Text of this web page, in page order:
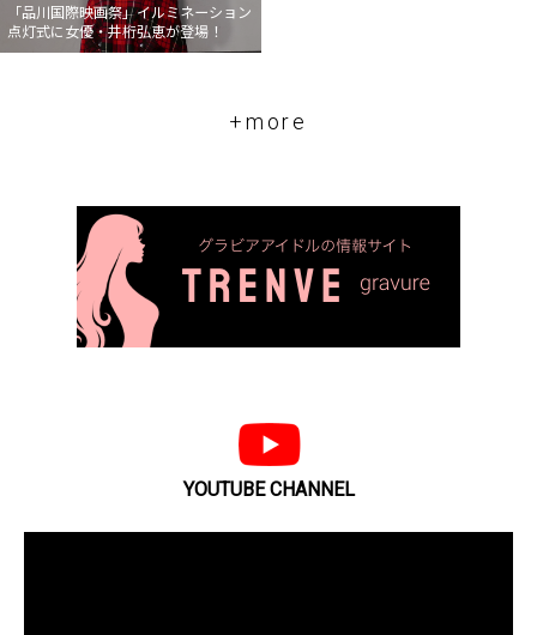
「品川国際映画祭」イルミネーション
点灯式に女優・井桁弘恵が登場！
+more
YOUTUBE CHANNEL